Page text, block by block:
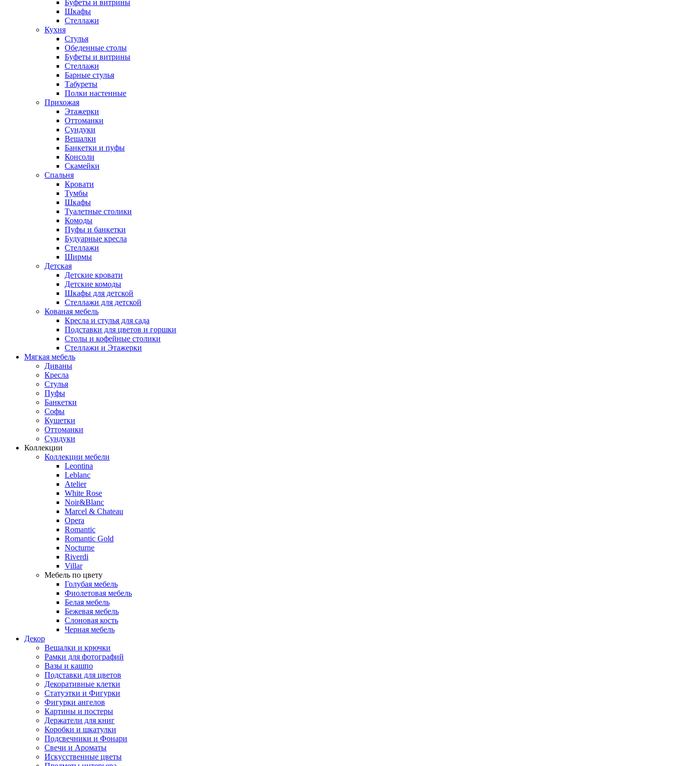
Буфеты и витрины
Шкафы
Стеллажи
Кухня
Стулья
Обеденные столы
Буфеты и витрины
Стеллажи
Барные стулья
Табуреты
Полки настенные
Прихожая
Этажерки
Оттоманки
Сундуки
Вешалки
Банкетки и пуфы
Консоли
Скамейки
Спальня
Кровати
Тумбы
Шкафы
Туалетные столики
Комоды
Пуфы и банкетки
Будуарные кресла
Стеллажи
Ширмы
Детская
Детские кровати
Детские комоды
Шкафы для детской
Стеллажи для детской
Кованая мебель
Кресла и стулья для сада
Подставки для цветов и горшки
Столы и кофейные столики
Стеллажи и Этажерки
Мягкая мебель
Диваны
Кресла
Стулья
Пуфы
Банкетки
Софы
Кушетки
Оттоманки
Сундуки
Коллекции
Коллекции мебели
Leontina
Leblanc
Аtelier
White Rose
Noir&Blanc
Marcel & Chateau
Opera
Romantic
Romantic Gold
Nocturne
Riverdi
Villar
Мебель по цвету
Голубая мебель
Фиолетовая мебель
Белая мебель
Бежевая мебель
Слоновая кость
Черная мебель
Декор
Вешалки и крючки
Рамки для фотографий
Вазы и кашпо
Подставки для цветов
Декоративные клетки
Статуэтки и Фигурки
Фигурки ангелов
Картины и постеры
Держатели для книг
Коробки и шкатулки
Подсвечники и Фонари
Свечи и Ароматы
Искусственные цветы